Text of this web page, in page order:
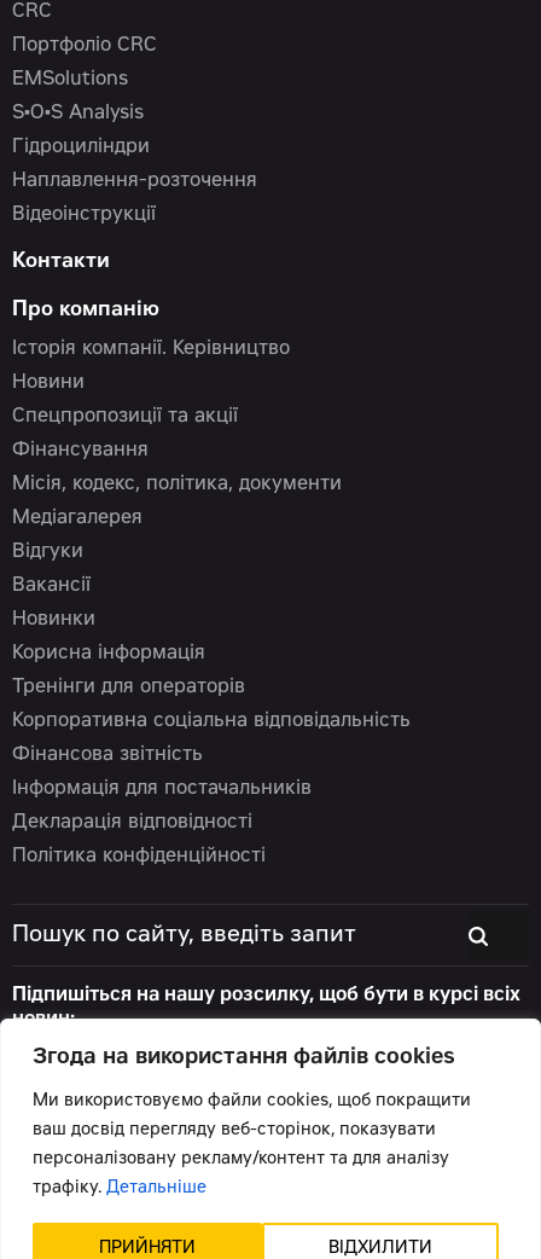
Згода на використання файлів cookies
Ми використовуємо файли cookies, щоб покращити
ваш досвід перегляду веб-сторінок, показувати
персоналізовану рекламу/контент та для аналізу
трафіку. Детальніше
ВІДХИЛИТИ
ПРИЙНЯТИ
CRC
Портфоліо CRC
EMSolutions
S•O•S Analysis
Гідроциліндри
Наплавлення-розточення
Відеоінструкції
Контакти
Про компанію
Історія компанії. Керівництво
Новини
Спецпропозиції та акції
Фінансування
Місія, кодекс, політика, документи
Медіагалерея
Відгуки
Вакансії
Новинки
Корисна інформація
Тренінги для операторів
Корпоративна соціальна відповідальність
Фінансова звітність
Інформація для постачальників
Декларація відповідності
Політика конфіденційності
Підпишіться на нашу розсилку, щоб бути в курсі всіх
новин:
Всі права захищені.
Підтримка сайту -